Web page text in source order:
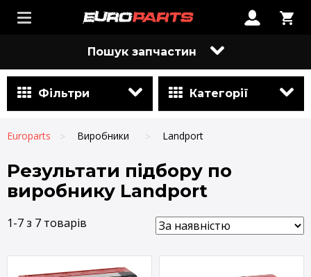
Пошук запчастин
Фільтри Категорії
Europarts Виробники Landport
Результати підбору по
виробнику Landport
1-7 з 7 товарів